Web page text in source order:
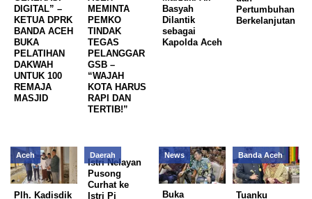
DIGITAL” –
KETUA DPRK
BANDA ACEH
BUKA
PELATIHAN
DAKWAH
UNTUK 100
REMAJA
MASJID
MEMINTA
PEMKO
TINDAK
TEGAS
PELANGGAR
GSB –
“WAJAH
KOTA HARUS
RAPI DAN
TERTIB!”
Basyah
Dilantik
sebagai
Kapolda Aceh
Pertumbuhan
Berkelanjutan
Aceh
Plh. Kadisdik
Daerah
Istri Nelayan
Pusong
Curhat ke
Istri Pj
News
Buka
Banda Aceh
Tuanku